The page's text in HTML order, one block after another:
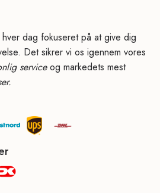
dag fokuseret på at give dig
Det sikrer vi os igennem vores
serviceog markedets mest